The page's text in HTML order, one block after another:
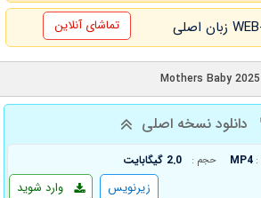
تماشای آنلاین
دانلود نسخه اصلی
MP4 حجم : 2.0 گیگابایت
وارد شوید زیرنویس